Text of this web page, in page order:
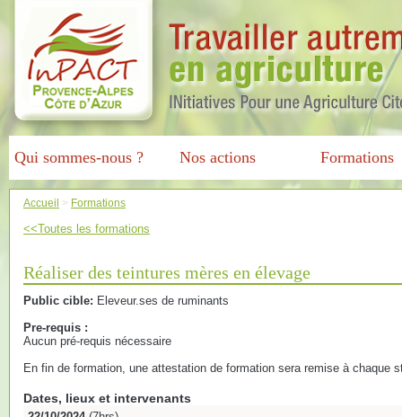
Qui sommes-nous ? Nos actions Formations
Accueil > Formations
<<Toutes les formations
Réaliser des teintures mères en élevage
Public cible: Eleveur.ses de ruminants
Pre-requis :
Aucun pré-requis nécessaire
En fin de formation, une attestation de formation sera remise à chaque
Dates, lieux et intervenants